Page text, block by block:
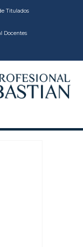
Titulados
Docentes